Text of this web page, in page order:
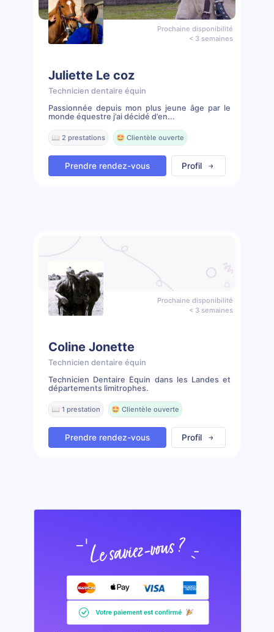
Prochaine disponibilité
< 3 semaines
Juliette Le coz
Technicien dentaire équin
Passionnée depuis mon plus jeune âge par le
monde équestre j’ai décidé d’en...
📖 2 prestations 🤩 Clientèle ouverte
Prendre rendez-vous Profil
Prochaine disponibilité
< 3 semaines
Coline Jonette
Technicien dentaire équin
Technicien Dentaire Équin dans les Landes et
départements limitrophes.
📖 1 prestation 🤩 Clientèle ouverte
Prendre rendez-vous Profil